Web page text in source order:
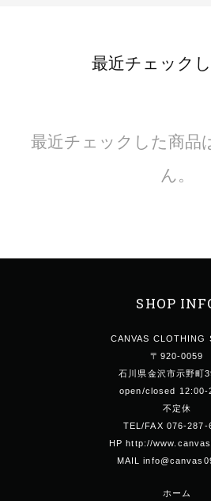
最近チェック
最近チェックした商品
ん。
SHOP
CANVAS CLOTHING
〒920-0059
石川県金沢市示野町
open/closed 12:00-
不定休
TEL/FAX 076-287-
HP http://
MAIL
ホーム